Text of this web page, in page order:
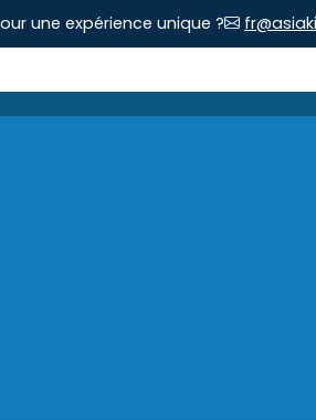
une expérience unique ?